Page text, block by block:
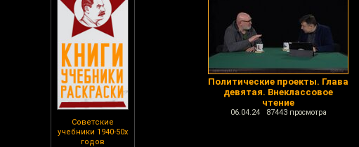
Советские
учебники 1940-50х
годов
Политические проекты. Глава
девятая. Внеклассовое
чтение
06.04.24 87443 просмотра